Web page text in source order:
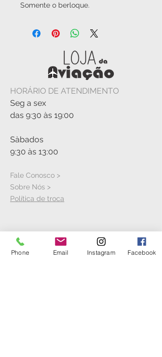
Somente o berloque.
HORÁRIO DE ATENDIMENTO
Seg a sex
das 9:30 às 19:00
Sàbados
9:30 às 13:00
Fale Conosco >
Sobre Nós >
Política de troca
VISITE A LOJA
Phone Email Instagram Facebook